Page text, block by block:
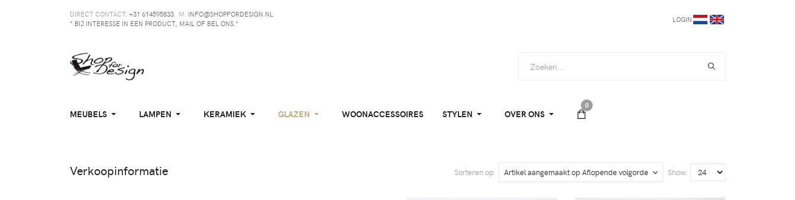
DIRECT CONTACT: +31 614595833 M: INFO@SHOPFORDESIGN.NL
* BIJ INTERESSE IN EEN PRODUCT, MAIL OF BEL ONS.*
LOGIN
MEUBELS LAMPEN KERAMIEK GLAZEN WOONACCESSOIRES STYLEN OVER ONS
0
Sorteren op Artikel aangemaakt op Aflopende volgorde Show:
Verkoopinformatie